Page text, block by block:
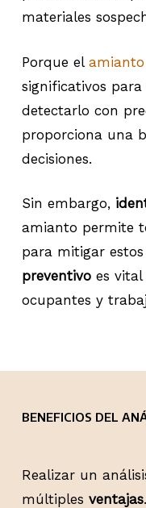
materiales
Porque el amianto
significativos para
detectarlo con
proporciona una
decisiones.
Sin embargo,
amianto permite
para mitigar
preventivoes vital
ocupantes y
BENEFICIOS DEL
Realizar un
múltiples ventajas